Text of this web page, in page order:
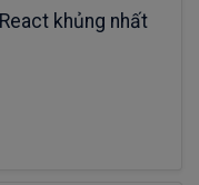
khủng nhất